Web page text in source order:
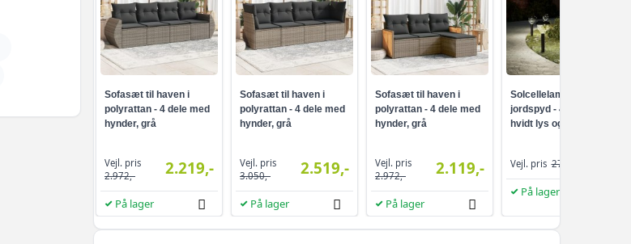
Sofasæt til haven i
polyrattan - 4 dele med
hynder, grå
Vejl. pris
2.972,-
2.219,-
På lager
Sofasæt til haven i
polyrattan - 4 dele med
hynder, grå
Vejl. pris
3.050,-
2.519,-
På lager
Sofasæt til haven i
polyrattan - 4 dele med
hynder, grå
Vejl. pris
2.972,-
2.119,-
På lager
Solcellelamper med
jordspyd - 4 stk., varmt
hvidt lys og RGB
Vejl. pris 278,-
På lager